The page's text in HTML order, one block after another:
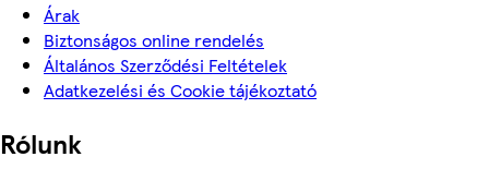
Árak
Biztonságos online rendelés
Általános Szerződési Feltételek
Adatkezelési és Cookie tájékoztató
Rólunk